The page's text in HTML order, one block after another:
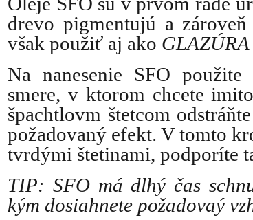
drevo pigmentujú a
však použiť aj ako
Na nanesenie SFO
smere, v ktorom chcete
špachtlovm štetcom
požadovaný efekt. V tomto
tvrdými štetinami, podporíte
TIP: SFO má dlhý čas
kým dosiahnete požadovaý